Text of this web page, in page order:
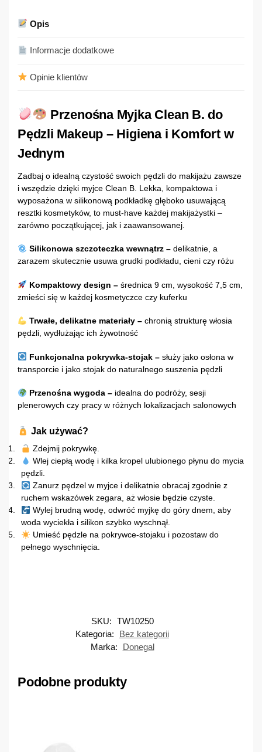
Opis
Informacje dodatkowe
Opinie klientów
Przenośna Myjka Clean B. do
Pędzli Makeup – Higiena i Komfort w
Jednym
Zadbaj o idealną czystość swoich pędzli do makijażu zawsze
i wszędzie dzięki myjce Clean B. Lekka, kompaktowa i
wyposażona w silikonową podkładkę głęboko usuwającą
resztki kosmetyków, to must-have każdej makijażystki –
zarówno początkującej, jak i zaawansowanej.
Silikonowa szczoteczka wewnątrz –delikatnie, a
zarazem skutecznie usuwa grudki podkładu, cieni czy różu
Kompaktowy design –średnica 9 cm, wysokość 7,5 cm,
zmieści się w każdej kosmetyczce czy kuferku
Trwałe, delikatne materiały –chronią strukturę włosia
pędzli, wydłużając ich żywotność
Funkcjonalna pokrywka-stojak –służy jako osłona w
transporcie i jako stojak do naturalnego suszenia pędzli
Przenośna wygoda –idealna do podróży, sesji
plenerowych czy pracy w różnych lokalizacjach salonowych
Jak używać?
Zdejmij pokrywkę.
Wlej ciepłą wodę i kilka kropel ulubionego płynu do mycia
pędzli.
Zanurz pędzel w myjce i delikatnie obracaj zgodnie z
ruchem wskazówek zegara, aż włosie będzie czyste.
Wylej brudną wodę, odwróć myjkę do góry dnem, aby
woda wyciekła i silikon szybko wyschnął.
Umieść pędzle na pokrywce-stojaku i pozostaw do
pełnego wyschnięcia.
SKU: TW10250
Kategoria:
Bez kategorii
Marka:
Donegal
Podobne produkty